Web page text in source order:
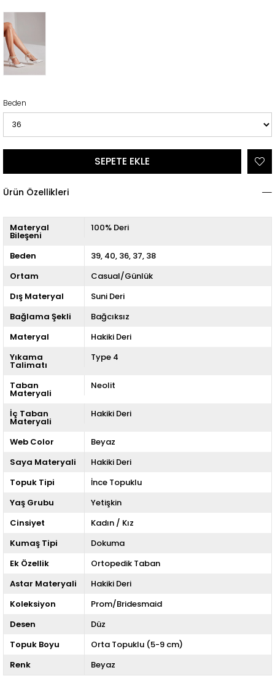
Beden
Ürün Özellikleri
Materyal
Bileşeni
100% Deri
Beden 39 40 36 37 38
Ortam
Casual/Günlük
Dış Materyal
Suni Deri
Bağlama Şekli
Bağcıksız
Materyal
Hakiki Deri
Yıkama
Talimatı
Type 4
Taban
Materyali
Neolit
İç Taban
Materyali
Hakiki Deri
Web Color
Beyaz
Saya Materyali
Hakiki Deri
Topuk Tipi
İnce Topuklu
Yaş Grubu
Yetişkin
Cinsiyet
Kadın / Kız
Kumaş Tipi
Dokuma
Ek Özellik
Ortopedik Taban
Astar Materyali
Hakiki Deri
Koleksiyon
Prom/Bridesmaid
Desen
Düz
Topuk Boyu
Orta Topuklu (5-9 cm)
Renk
Beyaz